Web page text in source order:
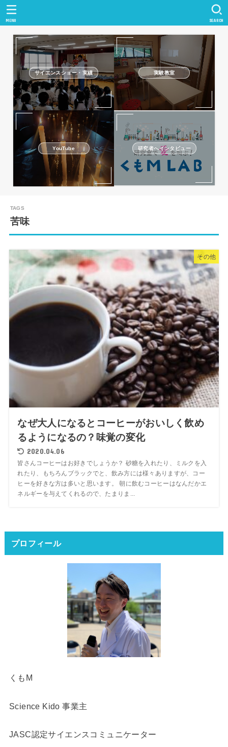
SEARCH
MENU
サイエンスショー・実績 実験教室
YouTube 研究者へインタビュー
苦味
その他
なぜ大人になるとコーヒーがおいしく飲め
るようになるの？味覚の変化
2020.04.06
皆さんコーヒーはお好きでしょうか？ 砂糖を入れたり、ミルクを入
れたり、もちろんブラックでと、飲み方には様々ありますが、コー
ヒーを好きな方は多いと思います。 朝に飲むコーヒーはなんだかエ
ネルギーを与えてくれるので、たまりま...
プロフィール
くもM
Science Kido 事業主
JASC認定サイエンスコミュニケーター